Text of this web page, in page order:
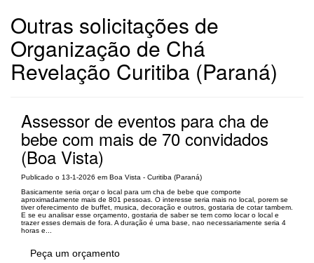
Outras solicitações de
Organização de Chá
Revelação Curitiba (Paraná)
Assessor de eventos para cha de
bebe com mais de 70 convidados
(Boa Vista)
Publicado o 13-1-2026 em Boa Vista - Curitiba (Paraná)
Basicamente seria orçar o local para um cha de bebe que comporte
aproximadamente mais de 801 pessoas. O interesse seria mais no local, porem se
tiver oferecimento de buffet, musica, decoração e outros, gostaria de cotar tambem.
E se eu analisar esse orçamento, gostaria de saber se tem como locar o local e
trazer esses demais de fora. A duração é uma base, nao necessariamente seria 4
horas e...
Peça um orçamento